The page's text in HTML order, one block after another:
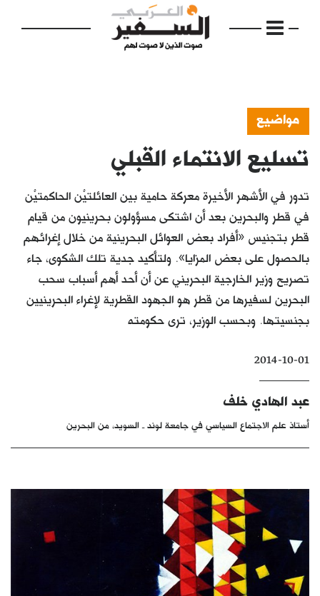
الرئيسية
إفتتاحية
فكرة
دفاتر
بالصورة
الأرشيف
مواضيع
تسليع الانتماء القبلي
تدور في الأشهر الأخيرة معركة حامية بين العائلتيْن الحاكمتيْن
في قطر والبحرين بعد أن اشتكى مسؤولون بحرينيون من قيام
قطر بتجنيس «أفراد بعض العوائل البحرينية من خلال إغرائهم
بالحصول على بعض المزايا». ولتأكيد جدية تلك الشكوى، جاء
تصريح وزير الخارجية البحريني عن أن أحد أهم أسباب سحب
البحرين لسفيرها من قطر هو الجهود القطرية لإغراء البحرينيين
بجنسيتها. وبحسب الوزير، ترى حكومته
2014-10-01
عبد الهادي خلف
أستاذ علم الاجتماع السياسي في جامعة لوند ـ السويد، من البحرين